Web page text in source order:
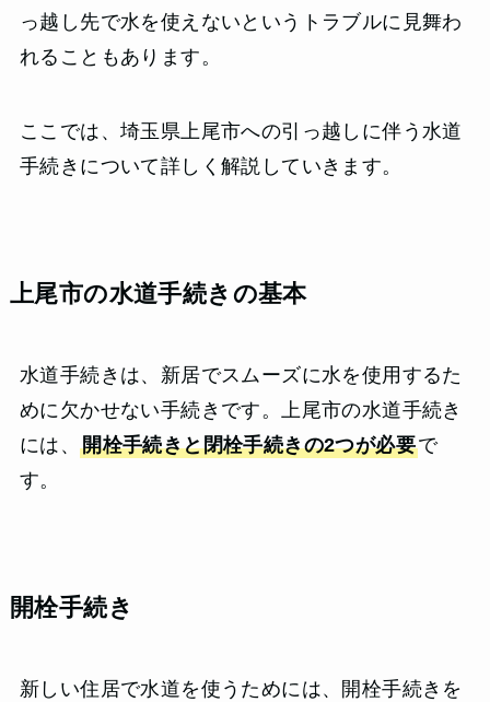
っ越し先で水を使えないというトラブルに見舞わ
れることもあります。
ここでは、埼玉県上尾市への引っ越しに伴う水道
手続きについて詳しく解説していきます。
上尾市の水道手続きの基本
水道手続きは、新居でスムーズに水を使用するた
めに欠かせない手続きです。上尾市の水道手続き
には、開栓手続きと閉栓手続きの2つが必要で
す。
開栓手続き
新しい住居で水道を使うためには、開栓手続きを